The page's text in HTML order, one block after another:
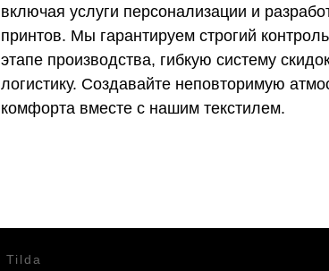
включая услуги персонализации и
принтов. Мы гарантируем строгий
этапе производства, гибкую систему
логистику. Создавайте неповторимую
комфорта вместе с нашим текстилем.
Tilda